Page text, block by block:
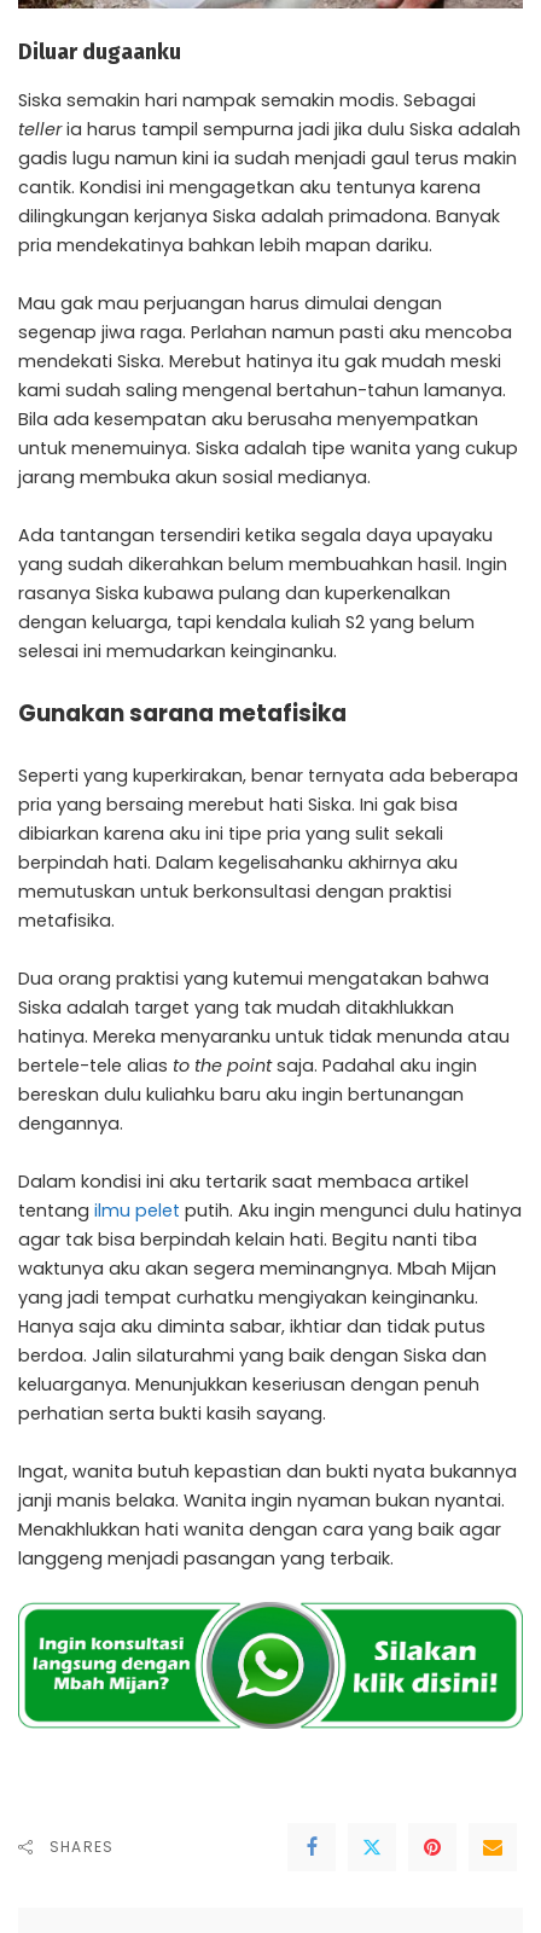
Diluar dugaanku
Siska semakin hari nampak semakin modis. Sebagai
telleria harus tampil sempurna jadi jika dulu Siska adalah
gadis lugu namun kini ia sudah menjadi gaul terus makin
cantik. Kondisi ini mengagetkan aku tentunya karena
dilingkungan kerjanya Siska adalah primadona. Banyak
pria mendekatinya bahkan lebih mapan dariku.
Mau gak mau perjuangan harus dimulai dengan
segenap jiwa raga. Perlahan namun pasti aku mencoba
mendekati Siska. Merebut hatinya itu gak mudah meski
kami sudah saling mengenal bertahun-tahun lamanya.
Bila ada kesempatan aku berusaha menyempatkan
untuk menemuinya. Siska adalah tipe wanita yang cukup
jarang membuka akun sosial medianya.
Ada tantangan tersendiri ketika segala daya upayaku
yang sudah dikerahkan belum membuahkan hasil. Ingin
rasanya Siska kubawa pulang dan kuperkenalkan
dengan keluarga, tapi kendala kuliah S2 yang belum
selesai ini memudarkan keinginanku.
Gunakan sarana metafisika
Seperti yang kuperkirakan, benar ternyata ada beberapa
pria yang bersaing merebut hati Siska. Ini gak bisa
dibiarkan karena aku ini tipe pria yang sulit sekali
berpindah hati. Dalam kegelisahanku akhirnya aku
memutuskan untuk berkonsultasi dengan praktisi
metafisika.
Dua orang praktisi yang kutemui mengatakan bahwa
Siska adalah target yang tak mudah ditakhlukkan
hatinya. Mereka menyaranku untuk tidak menunda atau
bertele-tele alias to the pointsaja. Padahal aku ingin
bereskan dulu kuliahku baru aku ingin bertunangan
dengannya.
Dalam kondisi ini aku tertarik saat membaca artikel
tentang ilmu pelet putih. Aku ingin mengunci dulu hatinya
agar tak bisa berpindah kelain hati. Begitu nanti tiba
waktunya aku akan segera meminangnya. Mbah Mijan
yang jadi tempat curhatku mengiyakan keinginanku.
Hanya saja aku diminta sabar, ikhtiar dan tidak putus
berdoa. Jalin silaturahmi yang baik dengan Siska dan
keluarganya. Menunjukkan keseriusan dengan penuh
perhatian serta bukti kasih sayang.
Ingat, wanita butuh kepastian dan bukti nyata bukannya
janji manis belaka. Wanita ingin nyaman bukan nyantai.
Menakhlukkan hati wanita dengan cara yang baik agar
langgeng menjadi pasangan yang terbaik.
SHARES